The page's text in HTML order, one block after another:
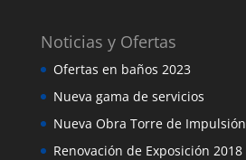
Noticias y Ofertas
Ofertas en baños 2023
Nueva gama de servicios
Nueva Obra Torre de Impulsión
Renovación de Exposición 2018